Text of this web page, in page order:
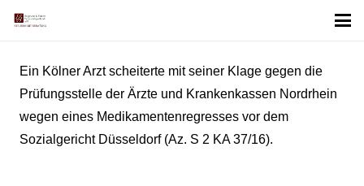
Ein Kölner Arzt scheiterte mit seiner Klage gegen die
Prüfungsstelle der Ärzte und Krankenkassen Nordrhein
wegen eines Medikamentenregresses vor dem
Sozialgericht Düsseldorf (Az. S 2 KA 37/16).